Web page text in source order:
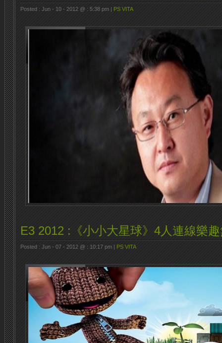
Posted : Jun - 10 - 2012 @ : 5:38 pm | PS VITA
E3 2012 :《小小大星球》4人連線樂
Posted : Jun - 07 - 2012 @ : 10:17 pm | PS VITA